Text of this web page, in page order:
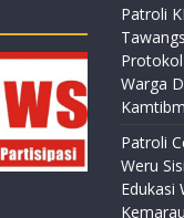
Patroli
Warga
Patroli
Weru
Edukasi
Kemarau